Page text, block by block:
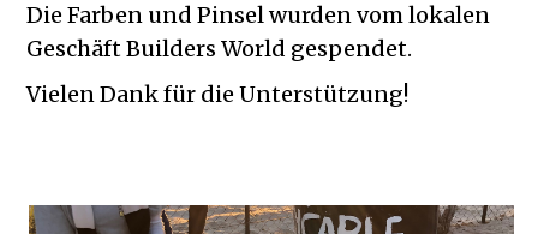
Die Farben und Pinsel wurden vom lokalen
Geschäft Builders World gespendet.
Vielen Dank für die Unterstützung!